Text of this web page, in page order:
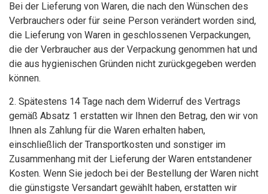
Bei der Lieferung von Waren, die nach den Wünschen des
Verbrauchers oder für seine Person verändert worden sind,
die Lieferung von Waren in geschlossenen Verpackungen,
die der Verbraucher aus der Verpackung genommen hat und
die aus hygienischen Gründen nicht zurückgegeben werden
können.
2. Spätestens 14 Tage nach dem Widerruf des Vertrags
gemäß Absatz 1 erstatten wir Ihnen den Betrag, den wir von
Ihnen als Zahlung für die Waren erhalten haben,
einschließlich der Transportkosten und sonstiger im
Zusammenhang mit der Lieferung der Waren entstandener
Kosten. Wenn Sie jedoch bei der Bestellung der Waren nicht
die günstigste Versandart gewählt haben, erstatten wir